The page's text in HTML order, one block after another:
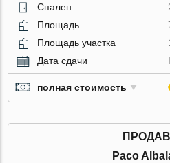
Спален
Площадь
Площадь участка
Дата сдачи
полная стоимость
Paco